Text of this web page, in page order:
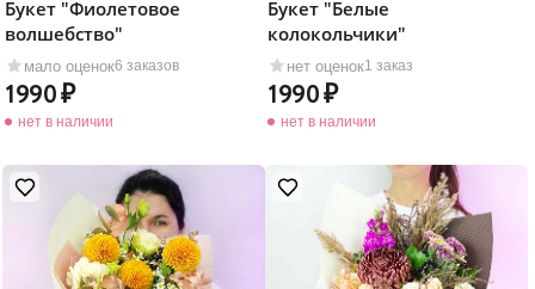
мало оценок6 заказов
Букет "Фиолетовое
волшебство"
1990
нет в наличии
нет оценок1 заказ
Букет "Белые
колокольчики"
1990
нет в наличии